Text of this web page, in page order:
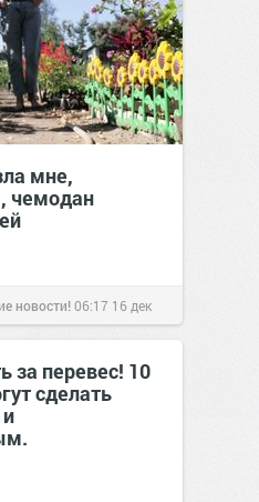
мне,
чемодан
новости!06:17 16 дек
за перевес! 10
сделать